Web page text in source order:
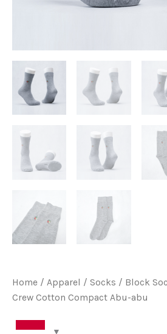
Home / Apparel / Socks / Block
Crew Cotton Compact Abu-abu